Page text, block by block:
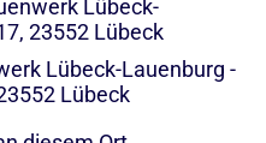
Lübeck-
23552 Lübeck
Lübeck-Lauenburg -
Lübeck